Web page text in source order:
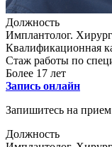
Должность
Имплантолог. Хирург
Квалификационная
Стаж работы по
Более 17 лет
Запись онлайн
Запишитесь на прием
Должность